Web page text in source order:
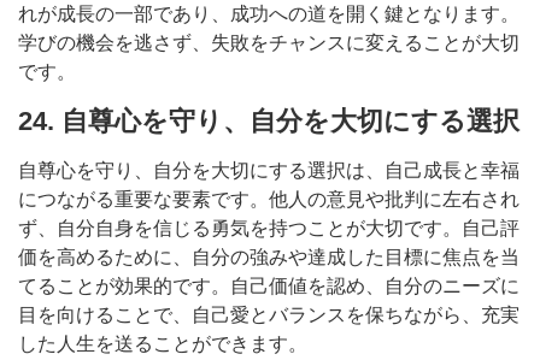
れが成長の一部であり、成功への道を開く鍵となります。
学びの機会を逃さず、失敗をチャンスに変えることが大切
です。
24. 自尊心を守り、自分を大切にする選択
自尊心を守り、自分を大切にする選択は、自己成長と幸福
につながる重要な要素です。他人の意見や批判に左右され
ず、自分自身を信じる勇気を持つことが大切です。自己評
価を高めるために、自分の強みや達成した目標に焦点を当
てることが効果的です。自己価値を認め、自分のニーズに
目を向けることで、自己愛とバランスを保ちながら、充実
した人生を送ることができます。